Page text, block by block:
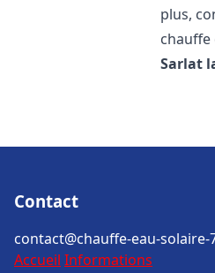
plus,
chauffe
Sarlat
Contact
contact@chauffe-eau-solaire-
Accueil Informations